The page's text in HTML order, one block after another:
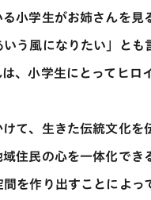
小学生がお姉さんを見
う風になりたい」とも
、小学生にとってヒロ
て、生きた伝統文化を
住民の心を一体化でき
を作り出すことによっ